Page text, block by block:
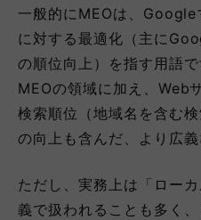
一般的にMEOは、Google
に対する最適化（主に
の順位向上）を指す用語
MEOの領域に加え、Web
検索順位（地域名を含む
の向上も含んだ、より広義
ただし、実務上は「ロー
義で扱われることも多く